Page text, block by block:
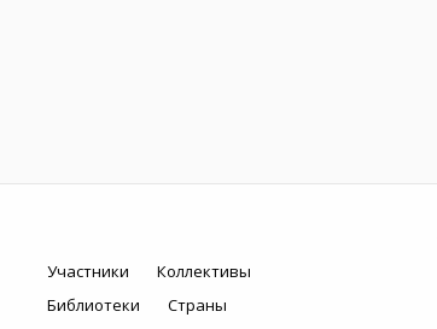
Участники
Коллективы
Библиотеки
Страны